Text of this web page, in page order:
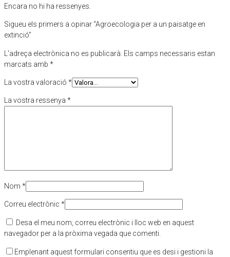
Encara no hi ha ressenyes.
Sigueu els primers a opinar “Agroecologia per a un paisatge en
extinció”
L'adreça electrònica no es publicarà. Els camps necessaris estan
marcats amb *
La vostra valoració *
La vostra ressenya *
Nom *
Correu electrònic *
Desa el meu nom, correu electrònic i lloc web en aquest
navegador per a la pròxima vegada que comenti.
Emplenant aquest formulari consentiu que es desi i gestioni la